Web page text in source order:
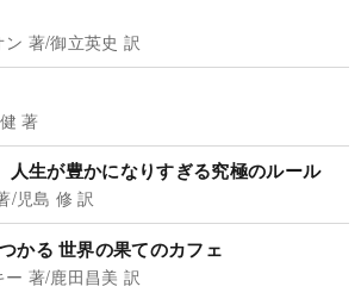
著/御立英史 訳
著
生が豊かになりすぎる究極のルール
/児島 修 訳
かる 世界の果てのカフェ
著/鹿田昌美 訳